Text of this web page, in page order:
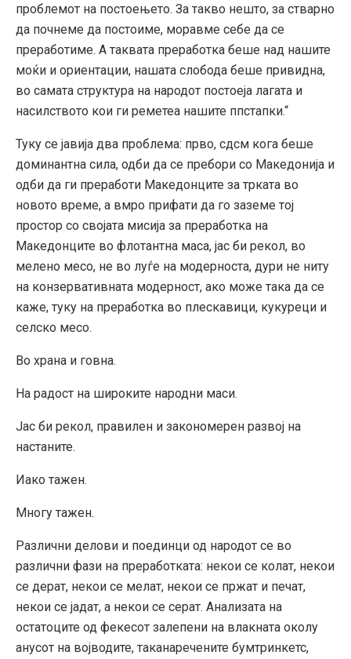
проблемот на постоењето. За такво нешто, за стварно
да почнеме да постоиме, моравме себе да се
преработиме. А таквата преработка беше над нашите
моќи и ориентации, нашата слобода беше привидна,
во самата структура на народот постоеја лагата и
насилството кои ги реметеа нашите ппстапки.“
Туку се јавија два проблема: прво, сдсм кога беше
доминантна сила, одби да се пребори со Македонија и
одби да ги преработи Македонците за трката во
новото време, а вмро прифати да го заземе тој
простор со својата мисија за преработка на
Македонците во флотантна маса, јас би рекол, во
мелено месо, не во луѓе на модерноста, дури не ниту
на конзервативната модерност, ако може така да се
каже, туку на преработка во плескавици, кукуреци и
селско месо.
Во храна и говна.
На радост на широките народни маси.
Јас би рекол, правилен и закономерен развој на
настаните.
Иако тажен.
Многу тажен.
Различни делови и поединци од народот се во
различни фази на преработката: некои се колат, некои
се дерат, некои се мелат, некои се пржат и печат,
некои се јадат, а некои се серат. Анализата на
остатоците од фекесот залепени на влакната околу
анусот на војводите, таканаречените бумтринкетс,